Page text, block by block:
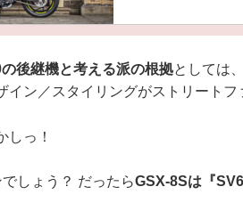
後継機と考える派の根拠としては
イン／スタイリングがストリートフ
っ！
しょう？ だったらGSX-8Sは『